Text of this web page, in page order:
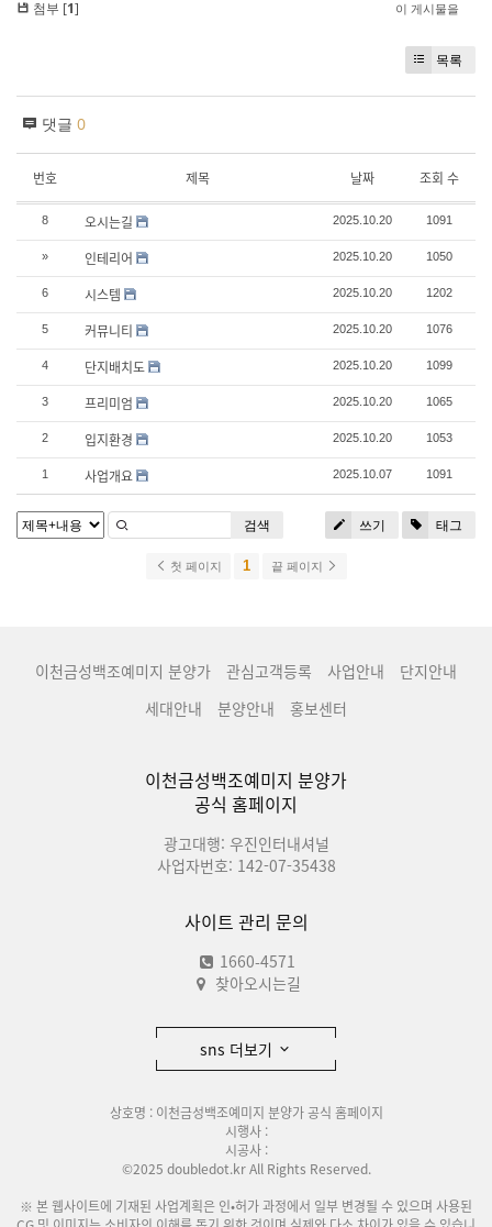
첨부 [1] 이 게시물을
목록
댓글 0
번호 제목 날짜 조회 수
8 오시는길 2025.10.20 1091
» 인테리어 2025.10.20 1050
6 시스템 2025.10.20 1202
5 커뮤니티 2025.10.20 1076
4 단지배치도 2025.10.20 1099
3 프리미엄 2025.10.20 1065
2 입지환경 2025.10.20 1053
1 사업개요 2025.10.07 1091
쓰기 태그
검색
첫 페이지 1 끝 페이지
이천금성백조예미지 분양가 관심고객등록 사업안내
단지안내
세대안내
분양안내 홍보센터
이천금성백조예미지 분양가
공식 홈페이지
광고대행: 우진인터내셔널
사업자번호: 142-07-35438
사이트 관리 문의
1660-4571
찾아오시는길
sns 더보기
상호명 : 이천금성백조예미지 분양가 공식 홈페이지
시행사 :
시공사 :
©2025 doubledot.kr All Rights Reserved.
※ 본 웹사이트에 기재된 사업계획은 인•허가 과정에서 일부 변경될 수 있으며 사용된